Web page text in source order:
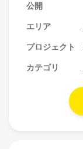
公開
エリア
プロジェクト
カテゴリ